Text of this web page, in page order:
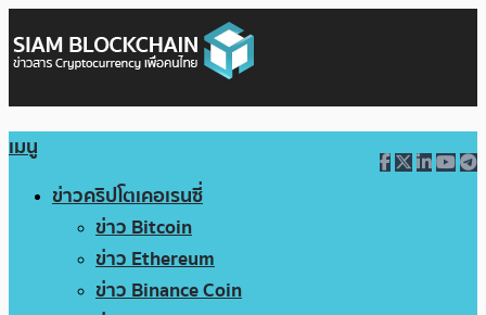
เมนู
ข่าวคริปโตเคอเรนซี่
ข่าว Bitcoin
ข่าว Ethereum
ข่าว Binance Coin